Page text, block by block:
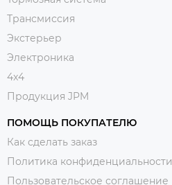
Трансмиссия
Экстерьер
Электроника
4x4
Продукция JPM
ПОМОЩЬ ПОКУПАТЕЛЮ
Как сделать заказ
Политика конфиденциальности
Пользовательское соглашение